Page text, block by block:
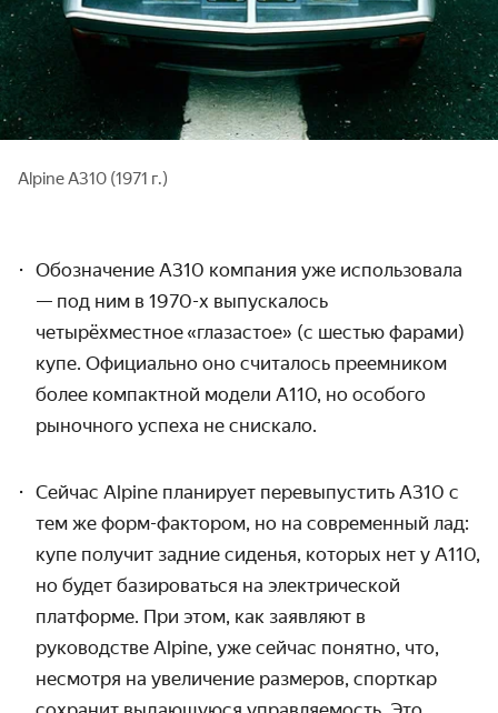
Alpine A310 (1971 г.)
Обозначение A310 компания уже использовала
— под ним в 1970-х выпускалось
четырёхместное «глазастое» (с шестью фарами)
купе. Официально оно считалось преемником
более компактной модели A110, но особого
рыночного успеха не снискало.
Сейчас Alpine планирует перевыпустить A310 с
тем же форм-фактором, но на современный лад:
купе получит задние сиденья, которых нет у A110,
но будет базироваться на электрической
платформе. При этом, как заявляют в
руководстве Alpine, уже сейчас понятно, что,
несмотря на увеличение размеров, спорткар